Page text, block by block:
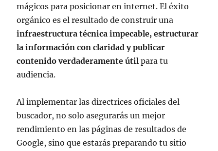
mágicos para posicionar en internet. El éxito
orgánico es el resultado de construir una
infraestructura técnica impecable, estructurar
la información con claridad y publicar
contenido verdaderamente útil para tu
audiencia.
Al implementar las directrices oficiales del
buscador, no solo asegurarás un mejor
rendimiento en las páginas de resultados de
Google, sino que estarás preparando tu sitio